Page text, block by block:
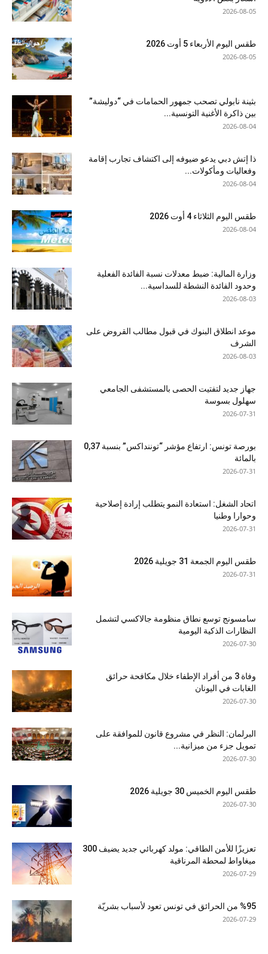
2026-08-05
طقس اليوم الأربعاء 5 أوت 2026
2026-08-05
بثينة نابولي تصحب جمهور الحمامات في “دوليشة”
بين ذاكرة الأغنية التونسية...
2026-08-04
ذا إتش دبي يدعو ضيوفه إلى اكتشاف تجارب إقامة
وفعاليات ومأكولات...
2026-08-04
طقس اليوم الثلاثاء 4 أوت 2026
2026-08-04
وزارة المالية: ضبط معدلات نسبة الفائدة الفعلية
وحدود الفائدة النشطة للسداسية...
2026-08-03
موعد انطلاق البنوك في قبول مطالب القروض على
الشرف
2026-08-03
جهاز جديد لتفتيت الحصى بالمستشفى الجامعي
سهلول بسوسة
2026-07-31
بورصة تونس: ارتفاع مؤشر “توننداكس” بنسبة 0,37
بالمائة
2026-07-31
اتحاد الشغل: استعادة النمو يتطلب إرادة إصلاحية
وحوارا وطنيا
2026-07-31
طقس اليوم الجمعة 31 جويلية 2026
2026-07-31
سامسونج توسع نطاق منظومة جالاكسي لتشمل
النظارات الذكية اليومية
2026-07-30
وفاة 3 من أفراد الإطفاء خلال مكافحة حرائق
الغابات في اليونان
2026-07-30
البرلمان: النظر في مشروع قانون للموافقة على
تمويل جزء من ميزانية...
2026-07-30
طقس اليوم الخميس 30 جويلية 2026
2026-07-30
تعزيزًا للأمن الطاقي: مولد كهربائي جديد يضيف 300
ميغاواط لمحطة المرناقية
2026-07-29
%95 من الحرائق في تونس تعود لأسباب بشريّة
2026-07-29